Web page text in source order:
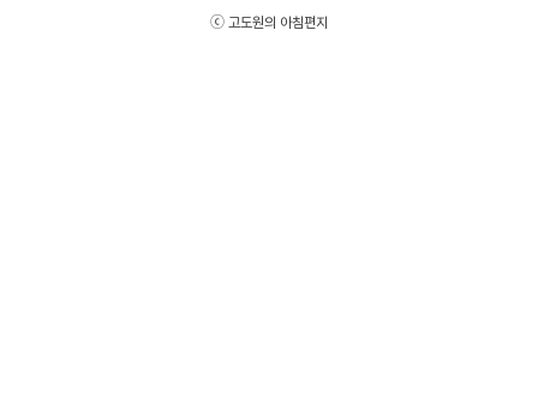
ⓒ 고도원의 아침편지